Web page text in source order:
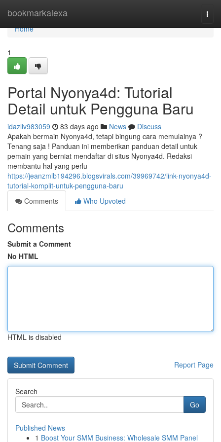
bookmarkalexa
Home
Home
1
Portal Nyonya4d: Tutorial
Detail untuk Pengguna Baru
idazliv983059 83 days ago News
Discuss
Apakah bermain Nyonya4d, tetapi bingung cara memulainya ?
Tenang saja ! Panduan ini memberikan panduan detail untuk
pemain yang berniat mendaftar di situs Nyonya4d. Redaksi
membantu hal yang perlu
https://jeanzmlb194296.blogsvirals.com/39969742/link-nyonya4d-
tutorial-komplit-untuk-pengguna-baru
Comments
Who Upvoted
Comments
Submit a Comment
No HTML
HTML is disabled
Report Page
Search
Go
Published News
1 Boost Your SMM Business: Wholesale SMM Panel